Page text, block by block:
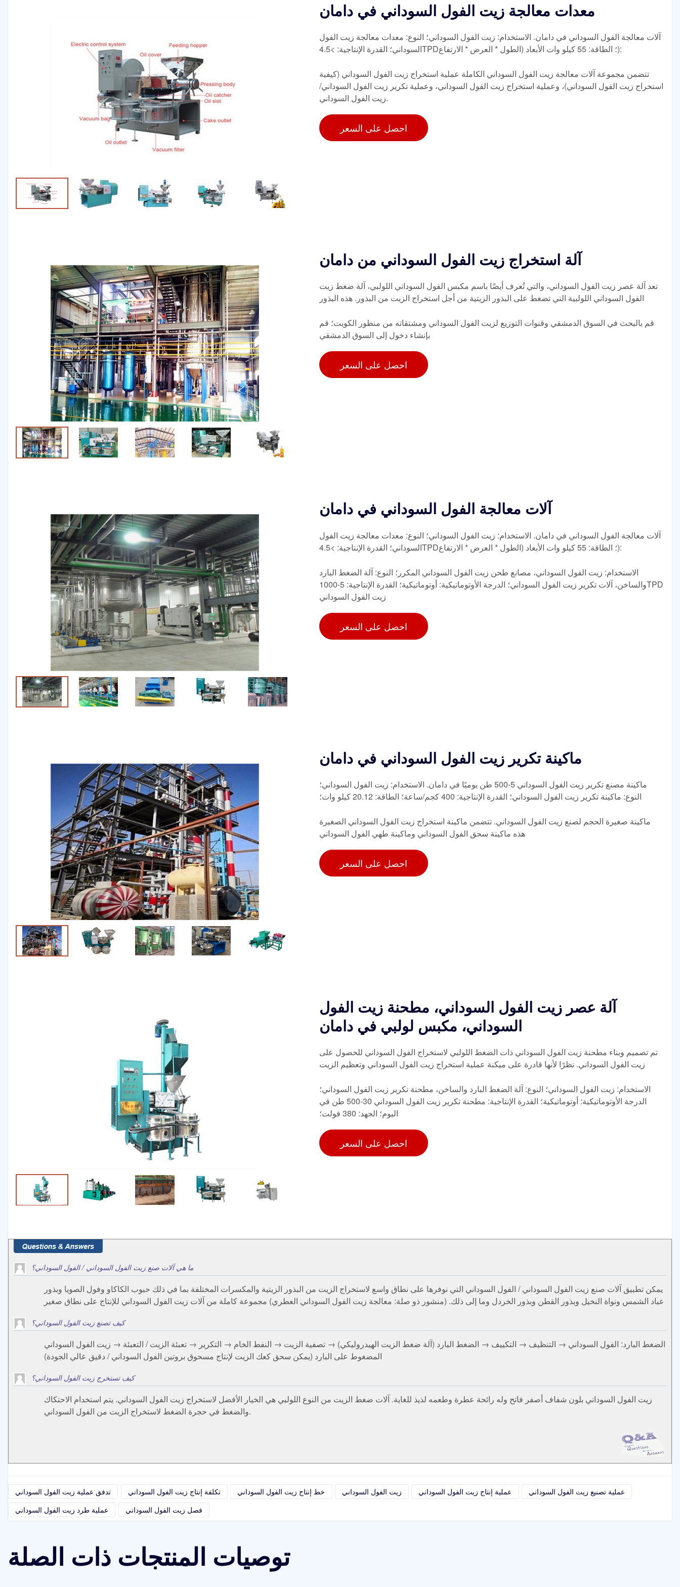
معدات معالجة زيت الفول السوداني في دامان
آلات معالجة الفول السوداني في دامان. الاستخدام: زيت الفول السوداني؛ النوع: معدات معالجة زيت الفول
السوداني؛ القدرة الإنتاجية: >4.5TPD؛ الطاقة: 55 كيلو وات الأبعاد (الطول * العرض * الارتفاع):
تتضمن مجموعة آلات معالجة زيت الفول السوداني الكاملة عملية استخراج زيت الفول السوداني (كيفية
استخراج زيت الفول السوداني)، وعملية استخراج زيت الفول السوداني، وعملية تكرير زيت الفول السوداني/
زيت الفول السوداني.
احصل على السعر
آلة استخراج زيت الفول السوداني من دامان
تعد آلة عصر زيت الفول السوداني، والتي تُعرف أيضًا باسم مكبس الفول السوداني اللولبي، آلة ضغط زيت
الفول السوداني اللولبية التي تضغط على البذور الزيتية من أجل استخراج الزيت من البذور. هذه البذور
قم بالبحث في السوق الدمشقي وقنوات التوزيع لزيت الفول السوداني ومشتقاته من منظور الكويت؛ قم
بإنشاء دخول إلى السوق الدمشقي
احصل على السعر
آلات معالجة الفول السوداني في دامان
آلات معالجة الفول السوداني في دامان. الاستخدام: زيت الفول السوداني؛ النوع: معدات معالجة زيت الفول
السوداني؛ القدرة الإنتاجية: >4.5TPD؛ الطاقة: 55 كيلو وات الأبعاد (الطول * العرض * الارتفاع):
الاستخدام: زيت الفول السوداني، مصانع طحن زيت الفول السوداني المكرر؛ النوع: آلة الضغط البارد
والساخن، آلات تكرير زيت الفول السوداني؛ الدرجة الأوتوماتيكية: أوتوماتيكية؛ القدرة الإنتاجية: 5-1000TPD
زيت الفول السوداني
احصل على السعر
ماكينة تكرير زيت الفول السوداني في دامان
ماكينة مصنع تكرير زيت الفول السوداني 5-500 طن يوميًا في دامان. الاستخدام: زيت الفول السوداني؛
النوع: ماكينة تكرير زيت الفول السوداني؛ القدرة الإنتاجية: 400 كجم/ساعة؛ الطاقة: 20.12 كيلو وات؛
ماكينة صغيرة الحجم لصنع زيت الفول السوداني. تتضمن ماكينة استخراج زيت الفول السوداني الصغيرة
هذه ماكينة سحق الفول السوداني وماكينة طهي الفول السوداني
احصل على السعر
آلة عصر زيت الفول السوداني، مطحنة زيت الفول
السوداني، مكبس لولبي في دامان
تم تصميم وبناء مطحنة زيت الفول السوداني ذات الضغط اللولبي لاستخراج الفول السوداني للحصول على
زيت الفول السوداني. نظرًا لأنها قادرة على ميكنة عملية استخراج زيت الفول السوداني وتعظيم الزيت
الاستخدام: زيت الفول السوداني؛ النوع: آلة الضغط البارد والساخن، مطحنة تكرير زيت الفول السوداني؛
الدرجة الأوتوماتيكية: أوتوماتيكية؛ القدرة الإنتاجية: مطحنة تكرير زيت الفول السوداني 30-500 طن في
اليوم؛ الجهد: 380 فولت؛
احصل على السعر
ما هي آلات صنع زيت الفول السوداني / الفول السوداني؟
يمكن تطبيق آلات صنع زيت الفول السوداني / الفول السوداني التي نوفرها على نطاق واسع لاستخراج الزيت من البذور الزيتية والمكسرات المختلفة بما في ذلك حبوب الكاكاو وفول الصويا وبذور
عباد الشمس ونواة النخيل وبذور القطن وبذور الخردل وما إلى ذلك. (منشور ذو صلة: معالجة زيت الفول السوداني العطري) مجموعة كاملة من آلات زيت الفول السوداني للإنتاج على نطاق صغير
كيف تصنع زيت الفول السوداني؟
الضغط البارد: الفول السوداني → التنظيف → التكييف → الضغط البارد (آلة ضغط الزيت الهيدروليكي) → تصفية الزيت → النفط الخام → التكرير → تعبئة الزيت / التعبئة → زيت الفول السوداني
المضغوط على البارد (يمكن سحق كعك الزيت لإنتاج مسحوق بروتين الفول السوداني / دقيق عالي الجودة)
كيف تستخرج زيت الفول السوداني؟
زيت الفول السوداني بلون شفاف أصفر فاتح وله رائحة عطرة وطعمه لذيذ للغاية. آلات ضغط الزيت من النوع اللولبي هي الخيار الأفضل لاستخراج زيت الفول السوداني. يتم استخدام الاحتكاك
والضغط في حجرة الضغط لاستخراج الزيت من الفول السوداني.
تدفق عملية زيت الفول السوداني تكلفة إنتاج زيت الفول السوداني خط إنتاج زيت الفول السوداني زيت الفول السوداني عملية إنتاج زيت الفول السوداني
عملية تصنيع زيت الفول السوداني
عملية طرد زيت الفول السوداني
فصل زيت الفول السوداني
توصيات المنتجات ذات الصلة